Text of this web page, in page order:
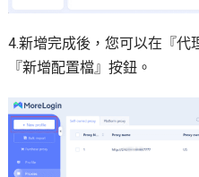
4.新增完成後，您可以在『代
『新增配置檔』按鈕。